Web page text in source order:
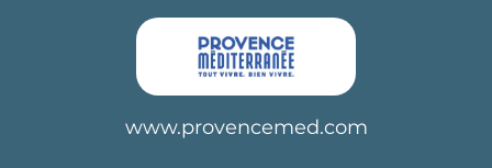
www.provencemed.com